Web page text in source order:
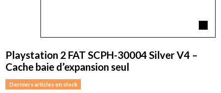
Playstation 2 FAT SCPH-30004 Silver V4 –
Cache baie d’expansion seul
Derniers articles en stock